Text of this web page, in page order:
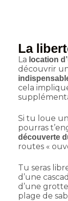
La
La location
découvrir
cela
Si tu loue un
pourras
découverte
routes «
Tu seras
d’une
d’une
plage de